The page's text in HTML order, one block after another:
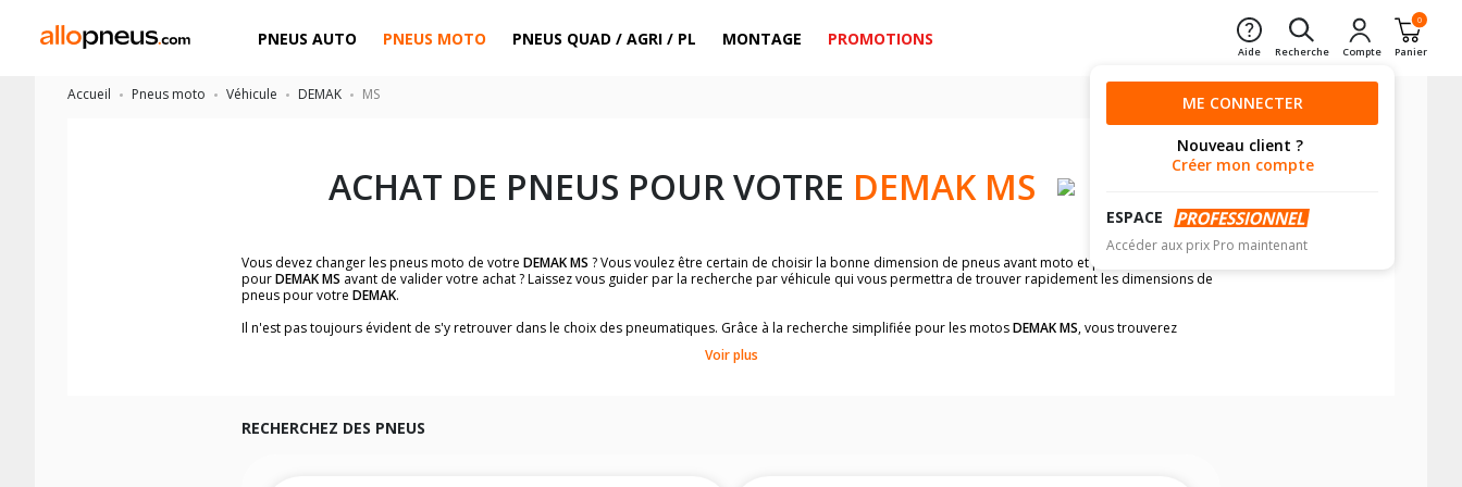
PNEUS AUTO PNEUS MOTO PNEUS QUAD / AGRI / PL MONTAGE PROMOTIONS
Aide Recherche Compte
0
Panier
ME CONNECTER
Nouveau client ?
Créer mon compte
ESPACE
Accéder aux prix Pro maintenant
Accueil Pneus moto Véhicule DEMAK MS
ACHAT DE PNEUS POUR VOTRE DEMAK MS
Vous devez changer les pneus moto de votre DEMAK MS ? Vous voulez être certain de choisir la bonne dimension de pneus avant moto et pneus arrière moto
pourDEMAK MS avant de valider votre achat ? Laissez vous guider par la recherche par véhicule qui vous permettra de trouver rapidement les dimensions de
pneus pour votre DEMAK.
Il n'est pas toujours évident de s'y retrouver dans le choix des pneumatiques. Grâce à la recherche simplifiée pour les motosDEMAK MS, vous trouverez
Vous ne savez pas comment trouver les dimensions de vos pneus ? Ces informations sont indiquées sur le flanc des pneumatiques, dans le carnet de bord de
facilement.
Voir plus
RECHERCHEZ DES PNEUS